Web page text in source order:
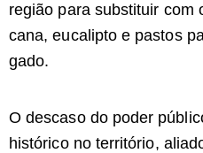
região para substituir com
cana, eucalipto e pastos
gado.
O descaso do poder
histórico no território,